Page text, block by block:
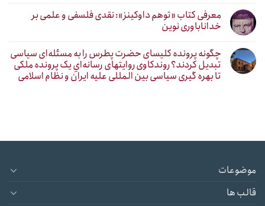
معرفی کتاب «توهم داوکینز»: نقدی فلسفی و علمی بر
خداناباوری نوین
چگونه پرونده کلیسای حضرت پطرس را به مسئله‌ای سیاسی
تبدیل کردند؟ روندکاوی روایتهای رسانه‌ایِ یک پرونده ملکی
تا بهره گیری سیاسی بین المللی علیه ایران و نظام اسلامی
موضوعات
قالب ها